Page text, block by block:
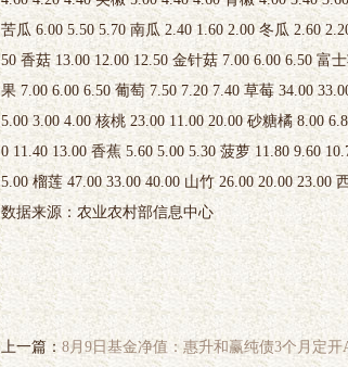
苦瓜 6.00 5.50 5.70 南瓜 2.40 1.60 2.00 冬瓜 2.60
50 香菇 13.00 12.00 12.50 金针菇 7.00 6.00 6.50 富
果 7.00 6.00 6.50 葡萄 7.50 7.20 7.40 草莓 34.00
5.00 3.00 4.00 核桃 23.00 11.00 20.00 砂糖橘 8.00
0 11.40 13.00 香蕉 5.60 5.00 5.30 菠萝 11.80 9.60
5.00 榴莲 47.00 33.00 40.00 山竹 26.00 20.00 23.00
数据来源：农业农村部信息中心
上一篇： 8月9日基金净值：惠升和赢纯债3个月定开